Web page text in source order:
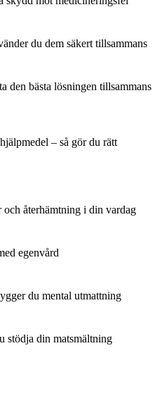
du dem säkert tillsammans
den bästa lösningen tillsammans
– så gör du rätt
återhämtning i din vardag
egenvård
du mental utmattning
stödja din matsmältning